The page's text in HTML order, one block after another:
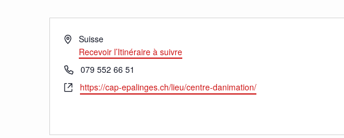
Adresse
Suisse
Recevoir l’Itinéraire à suivre
Téléphone
079 552 66 51
Site
https://cap-epalinges.ch/lieu/centre-danimation/